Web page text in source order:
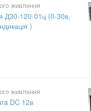
живлення
Д30-120-01ц (0-30в,
)
живлення
DC 12в